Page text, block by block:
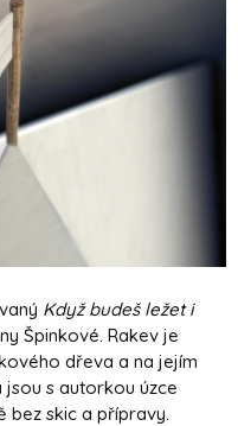
Když budeš ležet i
Špinkové. Rakev je
dřeva a na jejím
s autorkou úzce
bez skic a přípravy.